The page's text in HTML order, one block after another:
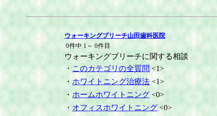
ウォーキングブリーチ山田歯科医院
0件中 1～ 0件目
ウォーキングブリーチに関する相談
・ このカテゴリの全質問 <1>
・ ホワイトニング治療法 <1>
・ ホームホワイトニング <0>
・ オフィスホワイトニング<0>